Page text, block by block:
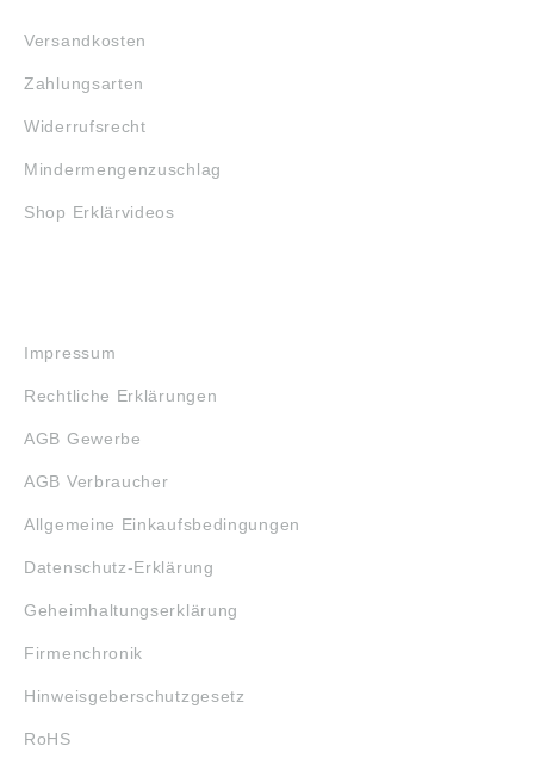
Versandkosten
Zahlungsarten
Widerrufsrecht
Mindermengenzuschlag
Shop Erklärvideos
Impressum
Rechtliche Erklärungen
AGB Gewerbe
AGB Verbraucher
Allgemeine Einkaufsbedingungen
Datenschutz-Erklärung
Geheimhaltungserklärung
Firmenchronik
Hinweisgeberschutzgesetz
RoHS